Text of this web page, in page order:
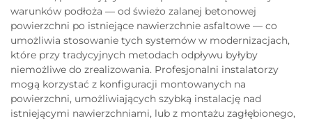
warunków podłoża — od świeżo zalanej betonowej
powierzchni po istniejące nawierzchnie asfaltowe — co
umożliwia stosowanie tych systemów w modernizacjach,
które przy tradycyjnych metodach odpływu byłyby
niemożliwe do zrealizowania. Profesjonalni instalatorzy
mogą korzystać z konfiguracji montowanych na
powierzchni, umożliwiających szybką instalację nad
istniejącymi nawierzchniami, lub z montażu zagłębionego,